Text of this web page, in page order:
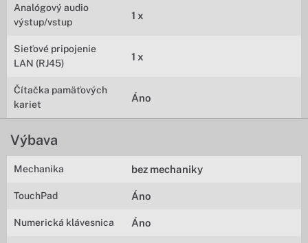
Analógový audio
výstup/vstup
1 x
Sieťové pripojenie
LAN (RJ45)
1 x
Čítačka pamäťových
kariet
Áno
Výbava
Mechanika bez mechaniky
TouchPad Áno
Numerická klávesnica Áno